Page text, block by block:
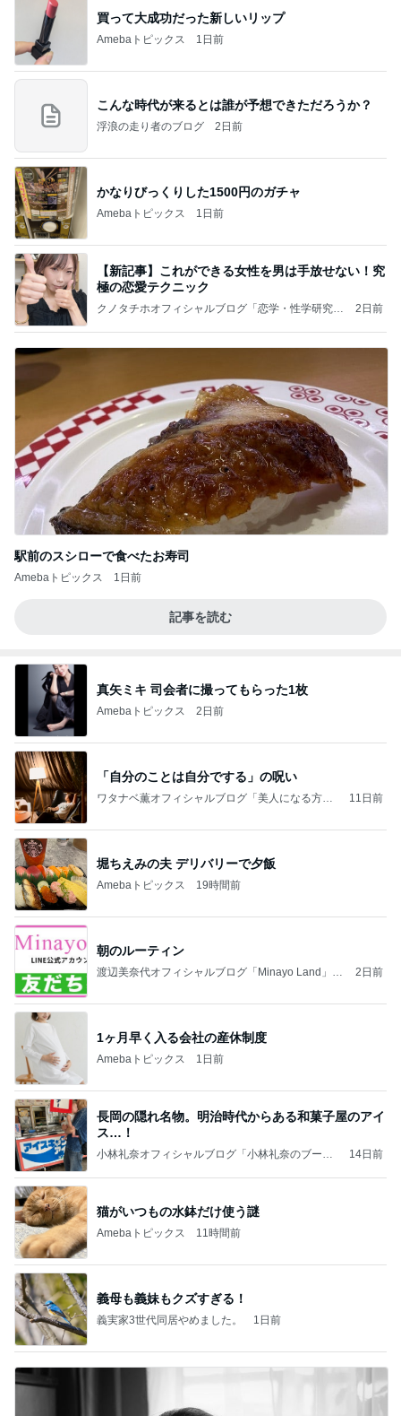
買って大成功だった新しいリップ
Amebaトピックス 1日前
こんな時代が来るとは誰が予想できただろうか？
浮浪の走り者のブログ 2日前
かなりびっくりした1500円のガチャ
Amebaトピックス 1日前
【新記事】これができる女性を男は手放せない！究
極の恋愛テクニック
クノタチホオフィシャルブログ「恋学・性学研究
2日前
駅前のスシローで食べたお寿司
Amebaトピックス 1日前
記事を読む
真矢ミキ 司会者に撮ってもらった1枚
Amebaトピックス 2日前
「自分のことは自分でする」の呪い
ワタナベ薫オフィシャルブログ「美人になる方
11日前
堀ちえみの夫 デリバリーで夕飯
Amebaトピックス 19時間前
朝のルーティン
渡辺美奈代オフィシャルブログ「Minayo Land」P
2日前
1ヶ月早く入る会社の産休制度
Amebaトピックス 1日前
長岡の隠れ名物。明治時代からある和菓子屋のアイ
ス…！
小林礼奈オフィシャルブログ「小林礼奈のブーブ
14日前
猫がいつもの水鉢だけ使う謎
Amebaトピックス 11時間前
義母も義妹もクズすぎる！
義実家3世代同居やめました。 1日前